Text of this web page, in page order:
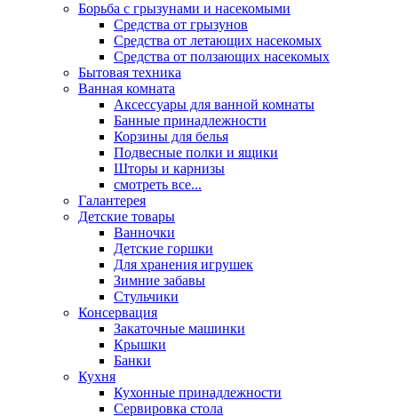
Борьба с грызунами и насекомыми
Средства от грызунов
Средства от летающих насекомых
Средства от ползающих насекомых
Бытовая техника
Ванная комната
Аксессуары для ванной комнаты
Банные принадлежности
Корзины для белья
Подвесные полки и ящики
Шторы и карнизы
смотреть все...
Галантерея
Детские товары
Ванночки
Детские горшки
Для хранения игрушек
Зимние забавы
Стульчики
Консервация
Закаточные машинки
Крышки
Банки
Кухня
Кухонные принадлежности
Сервировка стола